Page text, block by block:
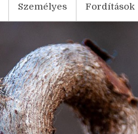
Személyes Fordítások